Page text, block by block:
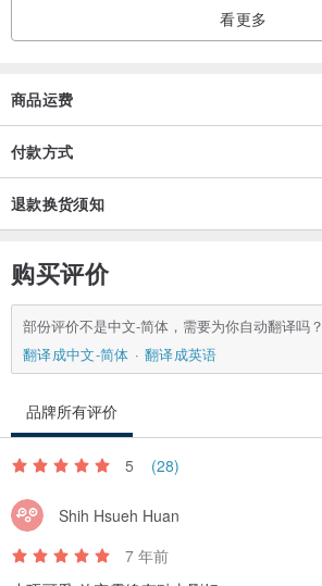
看更多
商品运费
付款方式
退款换货须知
购买评价
部份评价不是中文-简体，需要为你自动翻译吗？
翻译成中文-简体
翻译成英语
品牌所有评价
5 (28)
Shih Hsueh Huan
7 年前